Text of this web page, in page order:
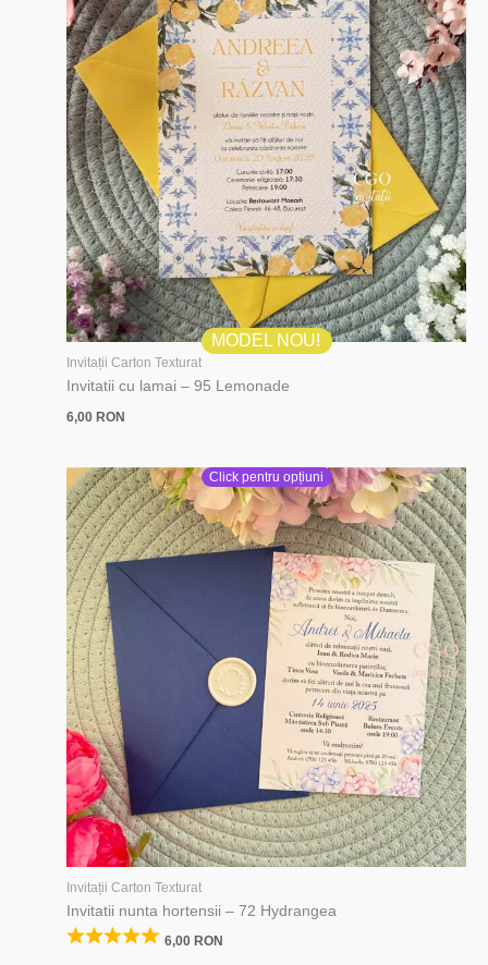
MODEL NOU!
Invitații Carton Texturat
Invitatii cu lamai – 95 Lemonade
6,00RON
Click pentru opțiuni
Invitații Carton Texturat
Invitatii nunta hortensii – 72 Hydrangea
6,00 RON